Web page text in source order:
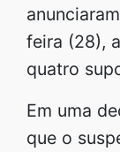
feira (28),
quatro
Em uma
que o